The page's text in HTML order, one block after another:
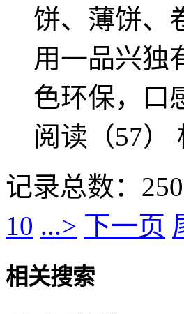
饼、薄饼、
用一品兴独
色环保，口
阅读（57）
记录总数：
10 ...> 下一页
相关搜索